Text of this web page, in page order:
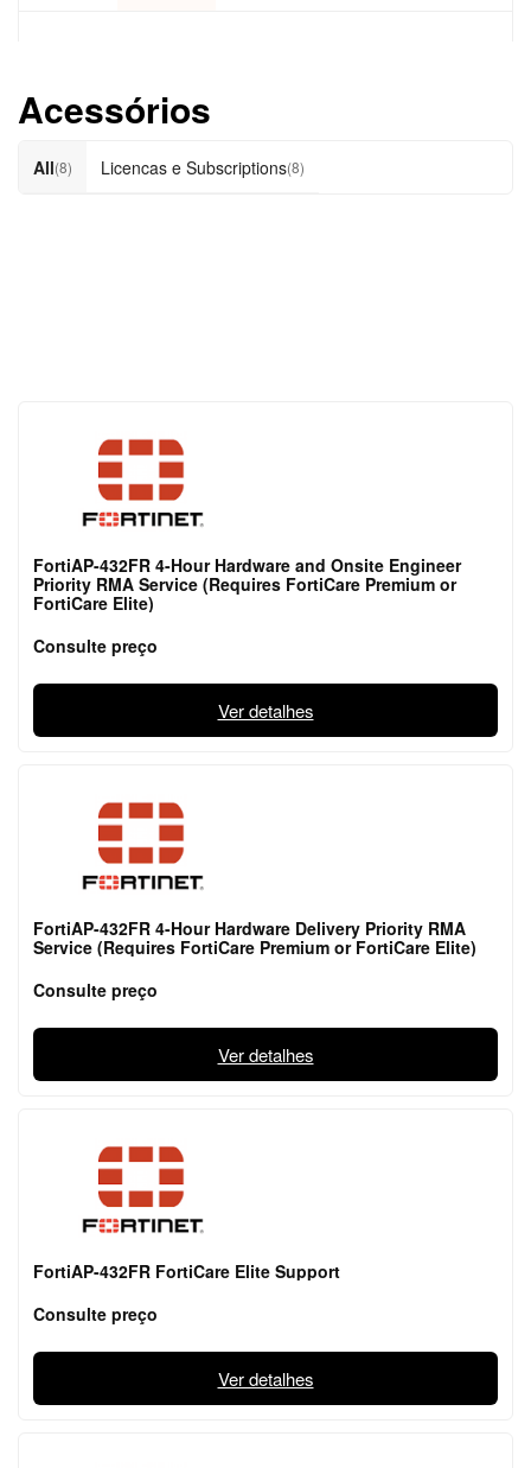
Acessórios
All(8) Licencas e Subscriptions(8)
FortiAP-432FR 4-Hour Hardware and Onsite Engineer
Priority RMA Service (Requires FortiCare Premium or
FortiCare Elite)
Consulte preço
Ver detalhes
FortiAP-432FR 4-Hour Hardware Delivery Priority RMA
Service (Requires FortiCare Premium or FortiCare Elite)
Consulte preço
Ver detalhes
FortiAP-432FR FortiCare Elite Support
Consulte preço
Ver detalhes